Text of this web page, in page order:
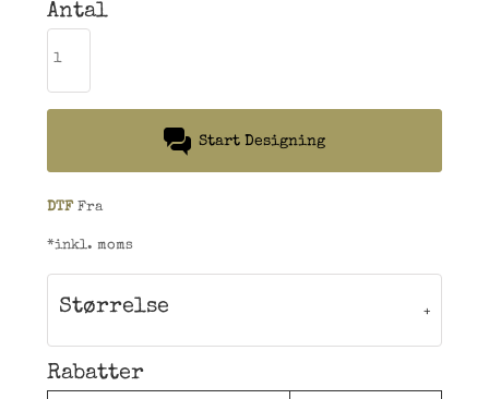
Antal
Start Designing
DTF Fra
*inkl. moms
Størrelse
Rabatter